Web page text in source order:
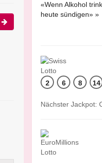
«Wenn Alkohol
heute sündigen» »
2 6 8 14
Nächster Jackpot: